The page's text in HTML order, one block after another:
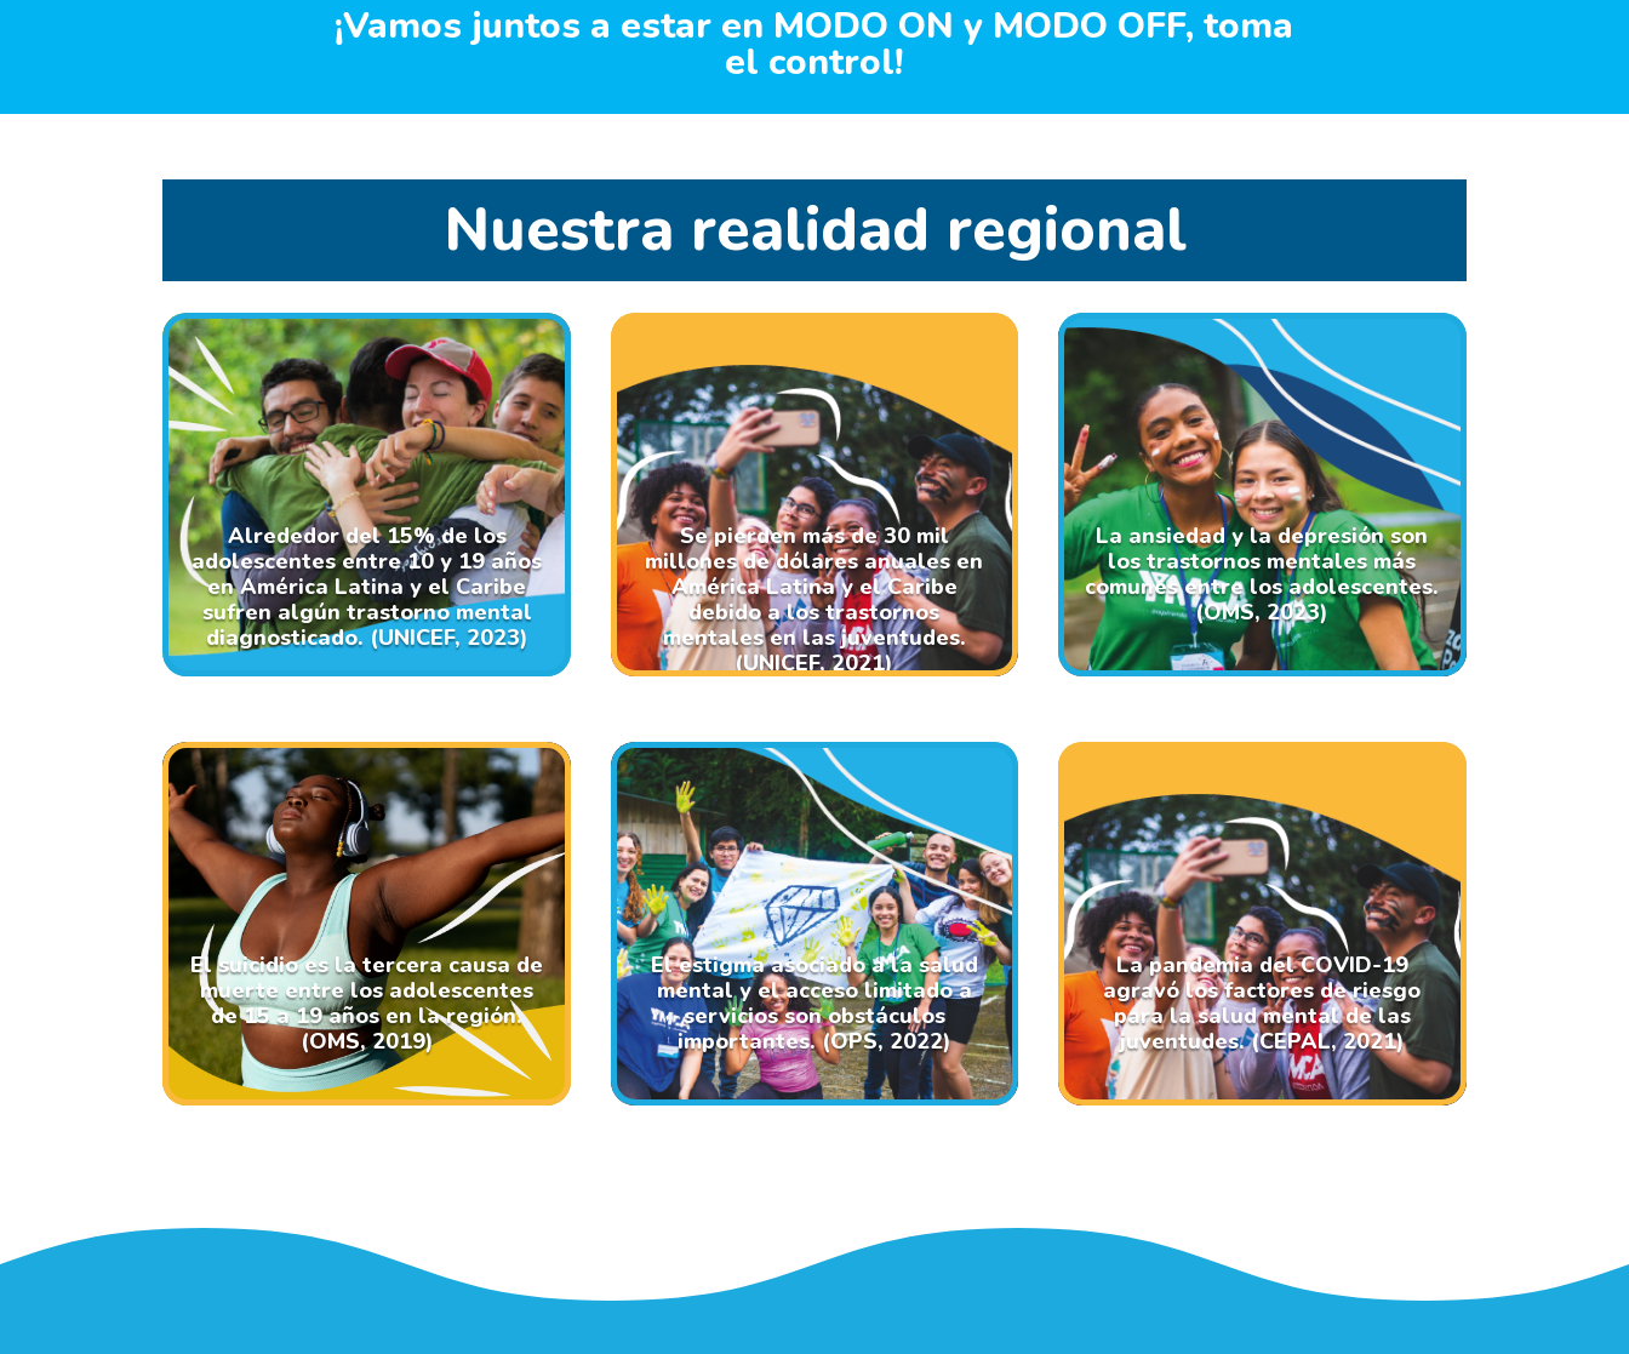
¡Vamos juntos a estar en MODO ON y MODO OFF, toma
el control!
Nuestra realidad regional
Alrededor del 15% de los
adolescentes entre 10 y 19 años
en América Latina y el Caribe
sufren algún trastorno mental
diagnosticado. (UNICEF, 2023)
Se pierden más de 30 mil
millones de dólares anuales en
América Latina y el Caribe
debido a los trastornos
mentales en las juventudes.
(UNICEF, 2021)
La ansiedad y la depresión son
los trastornos mentales más
comunes entre los adolescentes.
(OMS, 2023)
El suicidio es la tercera causa de
muerte entre los adolescentes
de 15 a 19 años en la región.
(OMS, 2019)
El estigma asociado a la salud
mental y el acceso limitado a
servicios son obstáculos
importantes. (OPS, 2022)
La pandemia del COVID-19
agravó los factores de riesgo
para la salud mental de las
juventudes. (CEPAL, 2021)